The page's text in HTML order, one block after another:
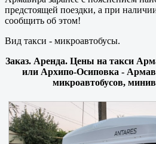
предстоящей поездки, а при
сообщить об этом!
Вид такси - микроавтобусы.
Заказ. Аренда. Цены на такси
или Архипо-Осиповка -
микроавтобусов,